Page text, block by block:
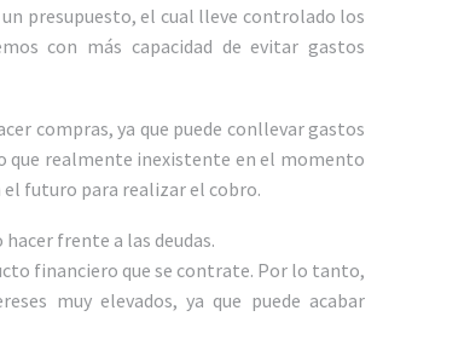
presupuesto, el cual lleve controlado los
con más capacidad de evitar gastos
compras, ya que puede conllevar gastos
que realmente inexistente en el momento
el futuro para realizar el cobro.
frente a las deudas.
financiero que se contrate. Por lo tanto,
muy elevados, ya que puede acabar